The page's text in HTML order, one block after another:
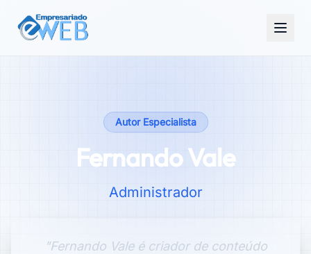
Autor Especialista
Fernando Vale
Administrador
"Fernando Vale é criador de conteúdo